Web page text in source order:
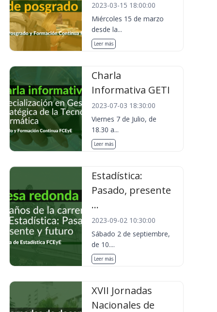
2023-03-15 18:00:00
Miércoles 15 de marzo
desde la...
Leer más
Charla
Informativa GETI
2023-07-03 18:30:00
Viernes 7 de Julio, de
18.30 a...
Leer más
Estadística:
Pasado, presente
...
2023-09-02 10:30:00
Sábado 2 de septiembre,
de 10....
Leer más
XVII Jornadas
Nacionales de